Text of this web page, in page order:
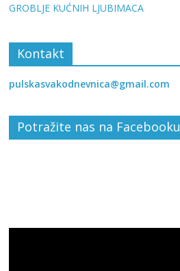
GROBLJE KUĆNIH LJUBIMACA
Kontakt
pulskasvakodnevnica@gmail.com
Potražite nas na Facebooku